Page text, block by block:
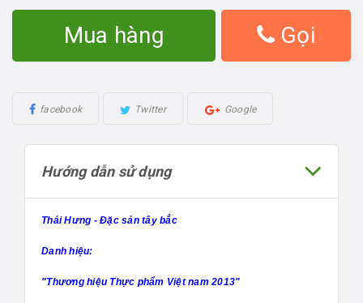
Mua hàng Gọi
facebook Twitter Google
Hướng dẫn sử dụng
Thái Hưng - Đặc sản tây bắc
Danh hiệu:
"Thương hiệu Thực phẩm Việt nam 2013"